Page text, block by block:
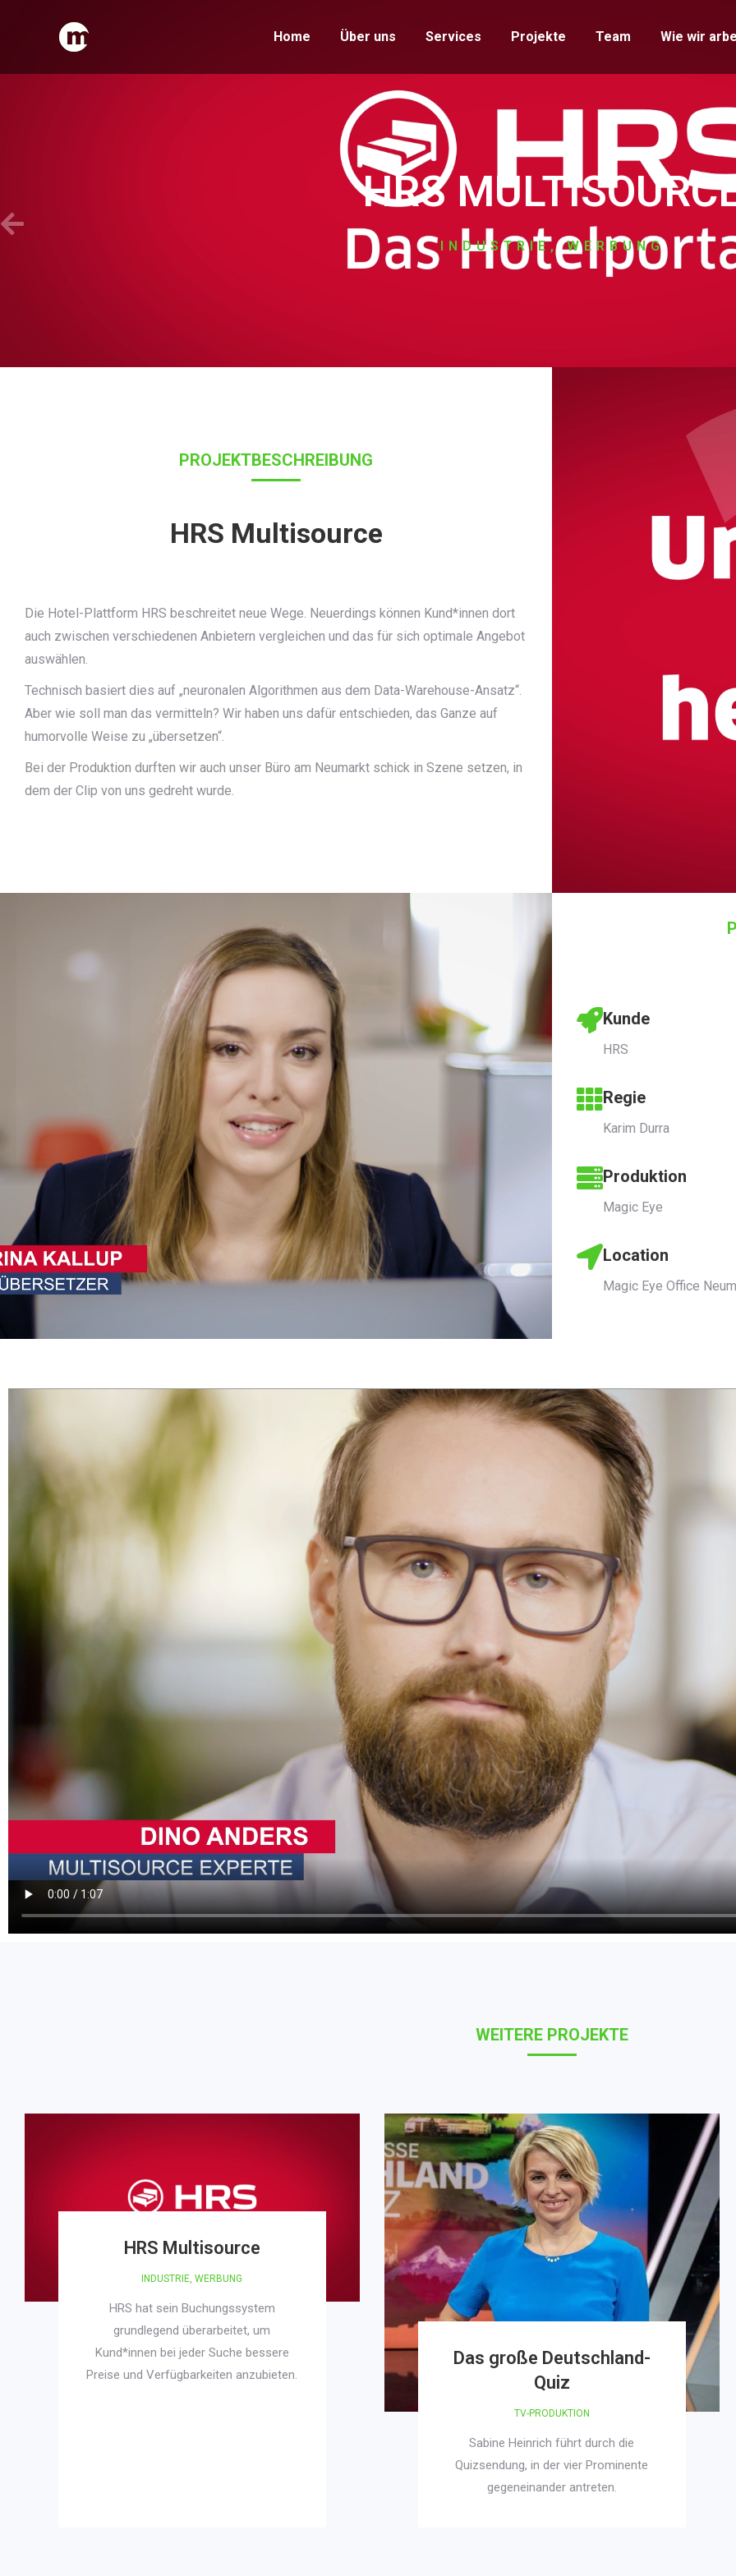
Home Über uns Services Projekte Team Wie wir
HRS
INDUSTRIE,WERBUNG
PROJEKTBESCHREIBUNG
HRS Multisource
Die Hotel-Plattform HRS beschreitet neue Wege. Neuerdings können Kund*innen dort
auch zwischen verschiedenen Anbietern vergleichen und das für sich optimale Angebot
auswählen.
Technisch basiert dies auf „neuronalen Algorithmen aus dem Data-Warehouse-Ansatz“.
Aber wie soll man das vermitteln? Wir haben uns dafür entschieden, das Ganze auf
humorvolle Weise zu „übersetzen“.
Bei der Produktion durften wir auch unser Büro am Neumarkt schick in Szene setzen, in
dem der Clip von uns gedreht wurde.
Kunde
HRS
Regie
Karim Durra
Produktion
Magic Eye
Location
Magic Eye Office
WEITERE PROJEKTE
HRS Multisource
INDUSTRIE,WERBUNG
HRS hat sein Buchungssystem
grundlegend überarbeitet, um
Kund*innen bei jeder Suche bessere
Preise und Verfügbarkeiten anzubieten.
Das große Deutschland-
Quiz
TV-PRODUKTION
Sabine Heinrich führt durch die
Quizsendung, in der vier Prominente
gegeneinander antreten.